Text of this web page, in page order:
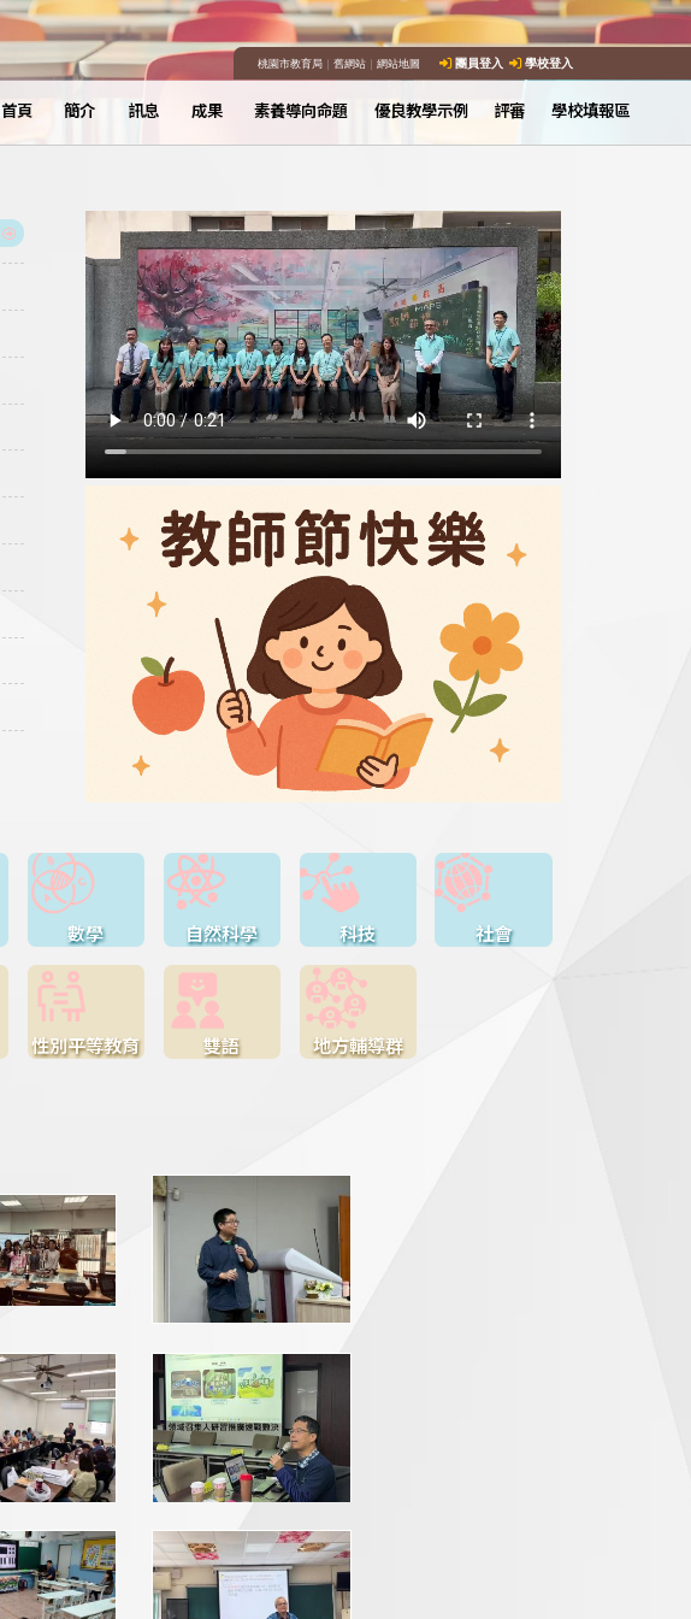
桃園市教育局｜ 舊網站｜ 網站地圖 團員登入 學校登入
首頁 簡介 訊息 成果 素養導向命題 優良教學示例 評審 學校填報區
數學 自然科學 科技 社會
性別平等教育 雙語 地方輔導群